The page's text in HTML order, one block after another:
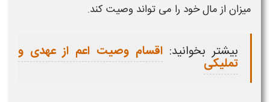
میزان از مال خود را می تواند وصیت کند.
بیشتر بخوانید: اقسام وصیت اعم از عهدی و
تملیکی